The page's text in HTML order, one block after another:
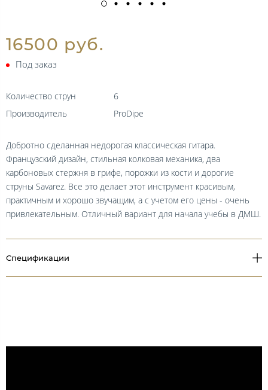
16500 руб.
Под заказ
Количество струн
6
Производитель
ProDipe
Добротно сделанная недорогая классическая гитара.
Французский дизайн, стильная колковая механика, два
карбоновых стержня в грифе, порожки из кости и дорогие
струны Savarez. Все это делает этот инструмент красивым,
практичным и хорошо звучащим, а с учетом его цены - очень
привлекательным. Отличный вариант для начала учебы в ДМШ.
Спецификации